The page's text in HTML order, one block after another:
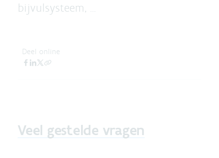
bijvulsysteem, ...
Deel online
Veel gestelde vragen